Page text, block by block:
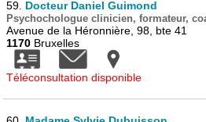
59. Docteur Daniel Guimond
Psychochologue clinicien, formateur,
Avenue de la Héronnière, 98, bte 41
1170 Bruxelles
Téléconsultation disponible